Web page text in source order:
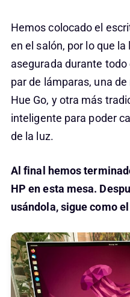
Hemos colocado el
en el salón, por lo que
asegurada durante
par de lámparas, una
Hue Go, y otra más
inteligente para poder
de la luz.
Al final hemos
HP en esta mesa.
usándola, sigue como